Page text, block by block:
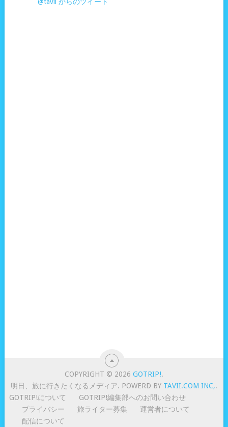
@tavii からのツイート
COPYRIGHT © 2026GOTRIP!.
明日、旅に行きたくなるメディア. POWERD BY TAVII.COM INC,.
GOTRIP!について
GOTRIP!編集部へのお問い合わせ
プライバシー
旅ライター募集
運営者について
配信について